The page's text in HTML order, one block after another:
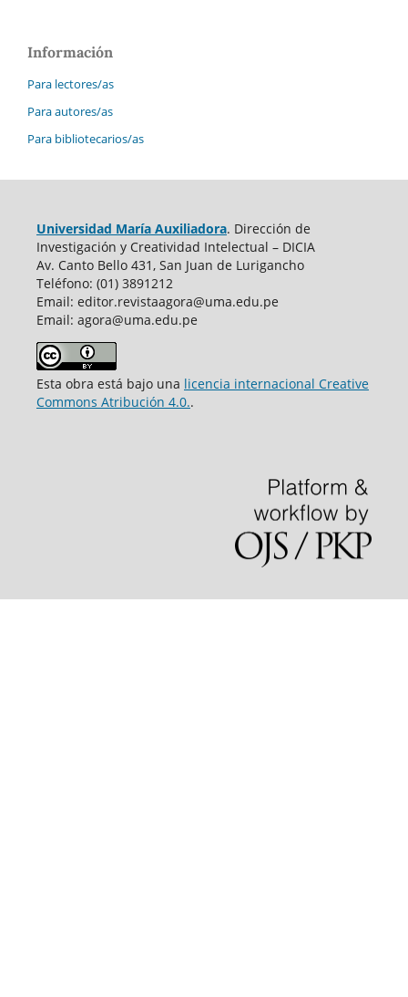
Información
Para lectores/as
Para autores/as
Para bibliotecarios/as
Universidad María Auxiliadora. Dirección de
Investigación y Creatividad Intelectual – DICIA
Av. Canto Bello 431, San Juan de Lurigancho
Teléfono: (01) 3891212
Email: editor.revistaagora@uma.edu.pe
Email: agora@uma.edu.pe
Esta obra está bajo una licencia internacional Creative
Commons Atribución 4.0..